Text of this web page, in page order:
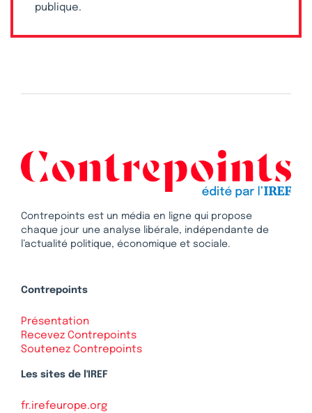
publique.
Contrepoints est un média en ligne qui propose
chaque jour une analyse libérale, indépendante de
l’actualité politique, économique et sociale.
Contrepoints
Présentation
Recevez Contrepoints
Soutenez Contrepoints
Les sites de l'IREF
fr.irefeurope.org